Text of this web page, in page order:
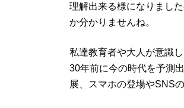
理解出来る様になりまし
か分かりませんね。
私達教育者や大人が意識
30年前に今の時代を予測
展、スマホの登場やSNS